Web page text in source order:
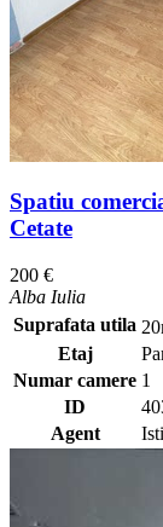
Spatiu
Cetate
200 €
Alba Iulia
Suprafata utila
Etaj
Numar camere 1
ID
Agent